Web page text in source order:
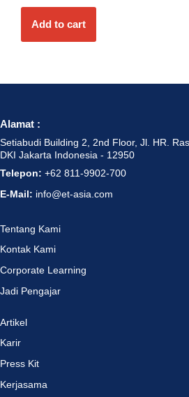
Add to cart
Alamat :
Setiabudi Building 2, 2nd Floor, Jl. HR.
DKI Jakarta Indonesia - 12950
Telepon: +62 811-9902-700
E-Mail: info@et-asia.com
Tentang Kami
Kontak Kami
Corporate Learning
Jadi Pengajar
Artikel
Karir
Press Kit
Kerjasama